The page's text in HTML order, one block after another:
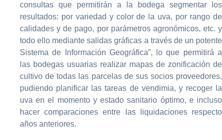
consultas que permitirán a la bodega segmentar los
resultados: por variedad y color de la uva, por rango de
calidades y de pago, por parámetros agronómicos, etc. y
todo ello mediante salidas gráficas a través de un potente
Sistema de Información Geográfica”, lo que permitirá a
las bodegas usuarias realizar mapas de zonificación de
cultivo de todas las parcelas de sus socios proveedores,
pudiendo planificar las tareas de vendimia, y recoger la
uva en el momento y estado sanitario óptimo, e incluso
hacer comparaciones entre las liquidaciones respecto
años anteriores.